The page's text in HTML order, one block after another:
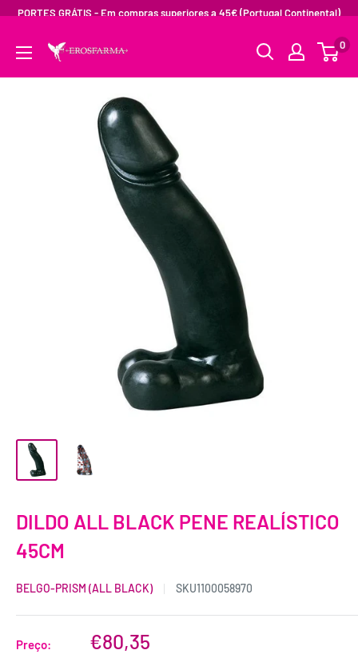
PORTES GRÁTIS - Em compras superiores a 45€ (Portugal Continental)
0
DILDO ALL BLACK PENE REALÍSTICO
45CM
BELGO-PRISM (ALL BLACK) SKU1100058970
Preço: €80,35